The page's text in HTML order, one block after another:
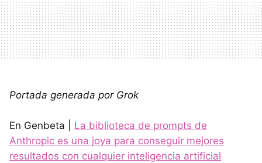
Portada generada por Grok
En Genbeta | La biblioteca de prompts de
Anthropic es una joya para conseguir mejores
resultados con cualquier inteligencia artificial